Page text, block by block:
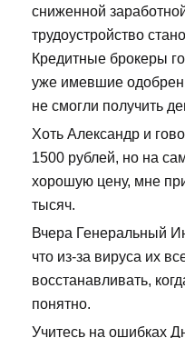
сниженной
трудоустройство
Кредитные брокеры
уже имевшие
не смогли получить
Хоть Александр и
1500 рублей, но на
хорошую цену, мне
тысяч.
Вчера Генеральный
что из-за вируса их
восстанавливать,
понятно.
Учитесь на ошибках